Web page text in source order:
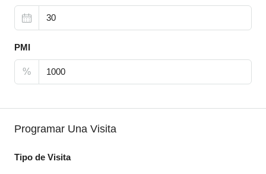
PMI
%
Programar Una Visita
Tipo de Visita